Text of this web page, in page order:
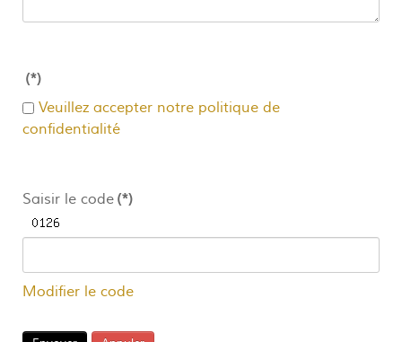
(*)
Veuillez accepter notre politique de
confidentialité
Saisir le code (*)
Modifier le code